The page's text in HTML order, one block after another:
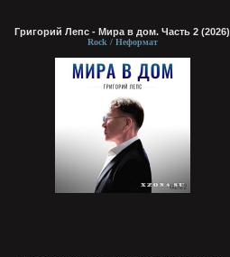
Григорий Лепс - Мира в дом. Часть 2 (2026)
Rock / Неформат